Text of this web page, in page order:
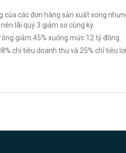
các đơn hàng sản xuất xong
lãi quý 3 giảm so cùng kỳ.
giảm 45% xuống mức 12 tỷ đồng.
chỉ tiêu doanh thu và 25% chỉ tiêu